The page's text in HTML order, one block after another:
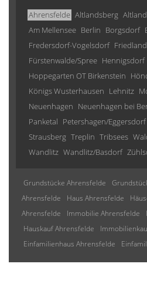
Ahrensfelde Altlandsberg
Am Mellensee Berlin Borgsdorf
Fredersdorf-Vogelsdorf
Fürstenwalde/Spree Hennigsdorf
Hoppegarten OT Birkenstein
Königs Wusterhausen Lehnitz
Neuenhagen Neuenhagen bei
Panketal Petershagen/Eggersdorf
Strausberg Treplin Tribsees
Wandlitz Wandlitz/Basdorf
Grundstücke Ahrensfelde
Ahrensfelde
Haus Ahrensfelde
Ahrensfelde
Immobilie Ahrensfelde
Hauskauf Ahrensfelde
Einfamilienhaus Ahrensfelde